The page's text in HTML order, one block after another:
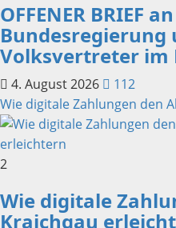
OFFENER BRIEF
Bundesregierung
Volksvertreter im
4. August 2026
112
Wie digitale Zahlungen den
2
Wie digitale
Kraichgau